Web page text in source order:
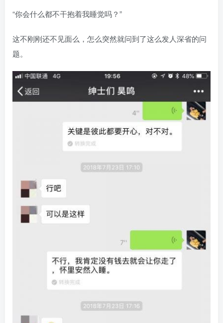
“你会什么都不干抱着我睡觉吗？”
这不刚刚还不见面么，怎么突然就问到了这么发人深省的问
题。